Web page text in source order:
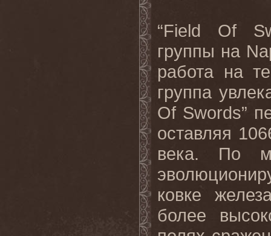
“Field Of
группы на
работа на
группа
Of Swords”
оставляя
века. По
ковке
более